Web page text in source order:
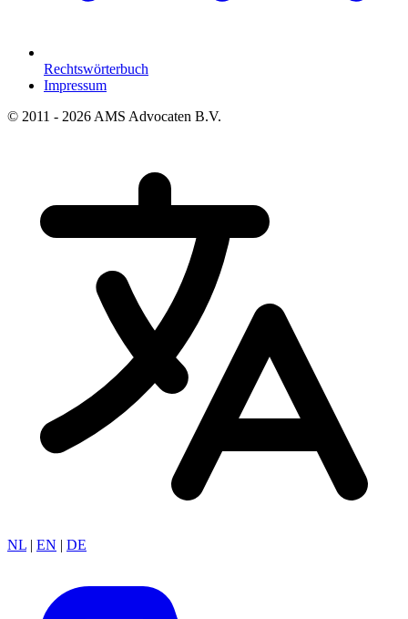
Rechtswörterbuch
Impressum
© 2011 - 2026 AMS Advocaten B.V.
NL | EN | DE